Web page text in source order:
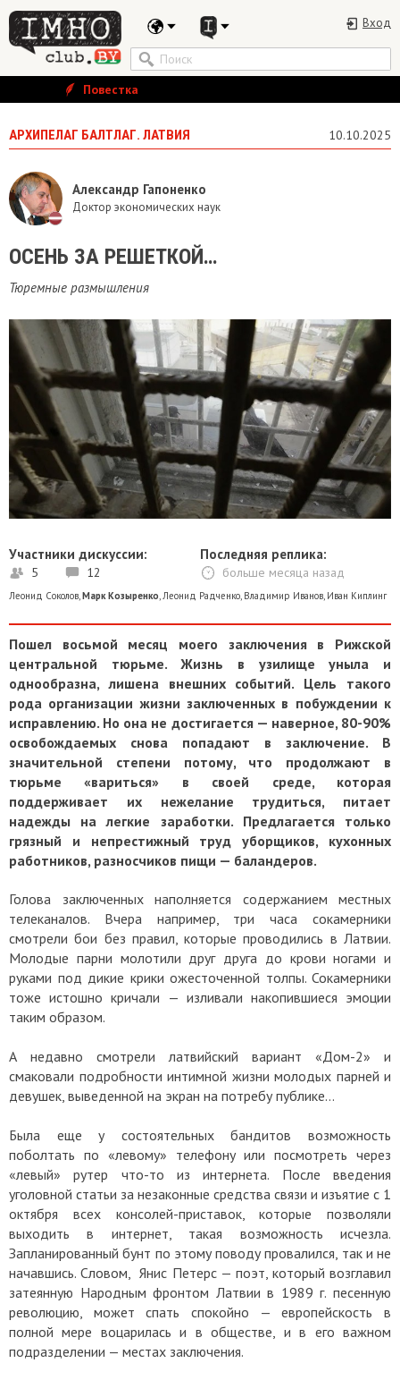
Вход
Повестка
АРХИПЕЛАГ БАЛТЛАГ. ЛАТВИЯ 10.10.2025
Александр Гапоненко
Доктор экономических наук
​ОСЕНЬ ЗА РЕШЕТКОЙ…
Тюремные размышления
Участники дискуссии:
5 12
Последняя реплика:
больше месяца назад
Леонид Соколов Марк Козыренко Леонид Радченко Владимир Иванов Иван Киплинг
Пошел восьмой месяц моего заключения в Рижской
центральной тюрьме. Жизнь в узилище уныла и
однообразна, лишена внешних событий. Цель такого
рода организации жизни заключенных в побуждении к
исправлению. Но она не достигается — наверное, 80-90%
освобождаемых снова попадают в заключение. В
значительной степени потому, что продолжают в
тюрьме «вариться» в своей среде, которая
поддерживает их нежелание трудиться, питает
надежды на легкие заработки. Предлагается только
грязный и непрестижный труд уборщиков, кухонных
работников, разносчиков пищи — баландеров.
Голова заключенных наполняется содержанием местных
телеканалов. Вчера например, три часа сокамерники
смотрели бои без правил, которые проводились в Латвии.
Молодые парни молотили друг друга до крови ногами и
руками под дикие крики ожесточенной толпы. Сокамерники
тоже истошно кричали — изливали накопившиеся эмоции
таким образом.
А недавно смотрели латвийский вариант «Дом-2» и
смаковали подробности интимной жизни молодых парней и
девушек, выведенной на экран на потребу публике…
Была еще у состоятельных бандитов возможность
поболтать по «левому» телефону или посмотреть через
«левый» рутер что-то из интернета. После введения
уголовной статьи за незаконные средства связи и изъятие с 1
октября всех консолей-приставок, которые позволяли
выходить в интернет, такая возможность исчезла.
Запланированный бунт по этому поводу провалился, так и не
начавшись. Словом, Янис Петерс — поэт, который возглавил
затеянную Народным фронтом Латвии в 1989 г. песенную
революцию, может спать спокойно — европейскость в
полной мере воцарилась и в обществе, и в его важном
подразделении — местах заключения.